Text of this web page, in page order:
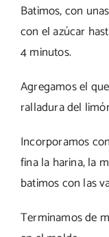
Batimos, con
con el azúcar
4 minutos.
Agregamos el
ralladura del
Incorporamos
fina la harina, la
batimos con las
Terminamos de